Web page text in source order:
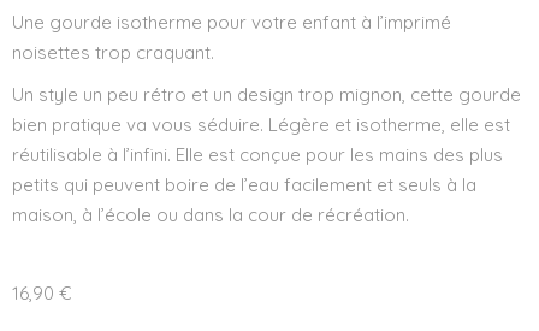
Une gourde isotherme pour votre enfant à l’imprimé
noisettes trop craquant.
Un style un peu rétro et un design trop mignon, cette gourde
bien pratique va vous séduire. Légère et isotherme, elle est
réutilisable à l’infini. Elle est conçue pour les mains des plus
petits qui peuvent boire de l’eau facilement et seuls à la
maison, à l’école ou dans la cour de récréation.
16,90 €